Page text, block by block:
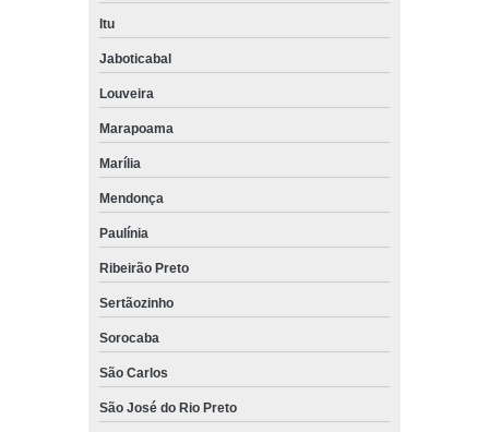
Itu
Jaboticabal
Louveira
Marapoama
Marília
Mendonça
Paulínia
Ribeirão Preto
Sertãozinho
Sorocaba
São Carlos
São José do Rio Preto